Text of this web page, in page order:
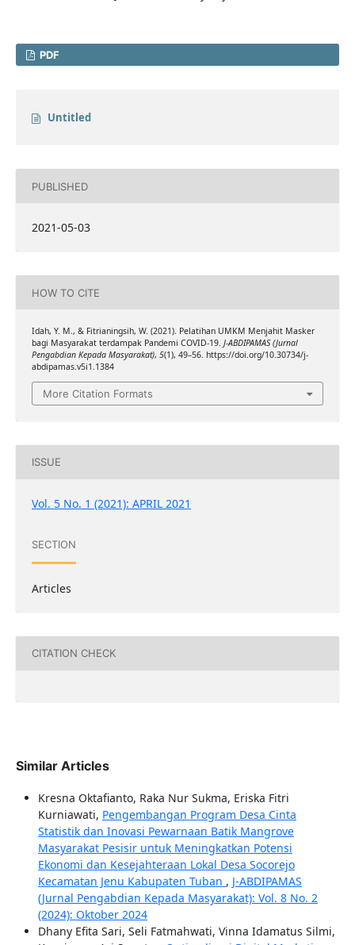
PDF
Untitled
PUBLISHED
2021-05-03
HOW TO CITE
Idah, Y. M., & Fitrianingsih, W. (2021). Pelatihan UMKM Menjahit Masker
bagi Masyarakat terdampak Pandemi COVID-19. J-ABDIPAMAS (Jurnal
Pengabdian Kepada Masyarakat), 5(1), 49–56. https://doi.org/10.30734/j-
abdipamas.v5i1.1384
More Citation Formats
ISSUE
Vol. 5 No. 1 (2021): APRIL 2021
SECTION
Articles
CITATION CHECK
Similar Articles
Kresna Oktafianto, Raka Nur Sukma, Eriska Fitri
Kurniawati, Pengembangan Program Desa Cinta
Statistik dan Inovasi Pewarnaan Batik Mangrove
Masyarakat Pesisir untuk Meningkatkan Potensi
Ekonomi dan Kesejahteraan Lokal Desa Socorejo
Kecamatan Jenu Kabupaten Tuban , J-ABDIPAMAS
(Jurnal Pengabdian Kepada Masyarakat): Vol. 8 No. 2
(2024): Oktober 2024
Dhany Efita Sari, Seli Fatmahwati, Vinna Idamatus Silmi,